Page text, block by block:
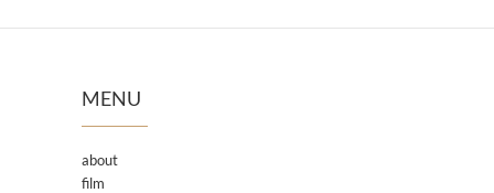
MENU
about
film